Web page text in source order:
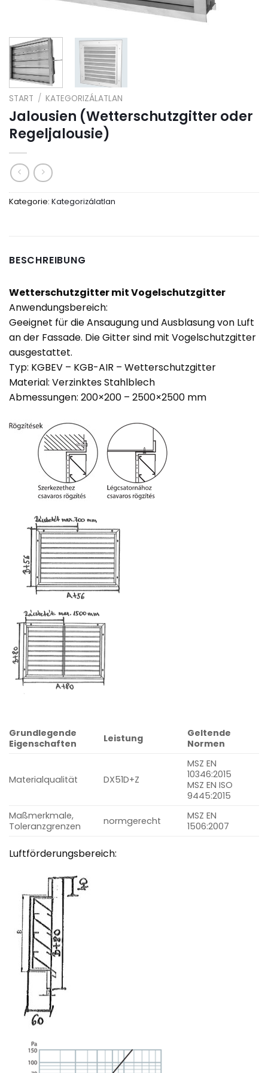
START / KATEGORIZÁLATLAN
Jalousien (Wetterschutzgitter oder
Regeljalousie)
Kategorie: Kategorizálatlan
BESCHREIBUNG
Wetterschutzgitter mit Vogelschutzgitter
Anwendungsbereich:
Geeignet für die Ansaugung und Ausblasung von Luft
an der Fassade. Die Gitter sind mit Vogelschutzgitter
ausgestattet.
Typ: KGBEV – KGB-AIR – Wetterschutzgitter
Material: Verzinktes Stahlblech
Abmessungen: 200×200 – 2500×2500 mm
Grundlegende
Eigenschaften
Leistung
Geltende
Normen
Materialqualität DX51D+Z
MSZ EN
10346:2015
MSZ EN ISO
9445:2015
Maßmerkmale,
Toleranzgrenzen
normgerecht
MSZ EN
1506:2007
Luftförderungsbereich: